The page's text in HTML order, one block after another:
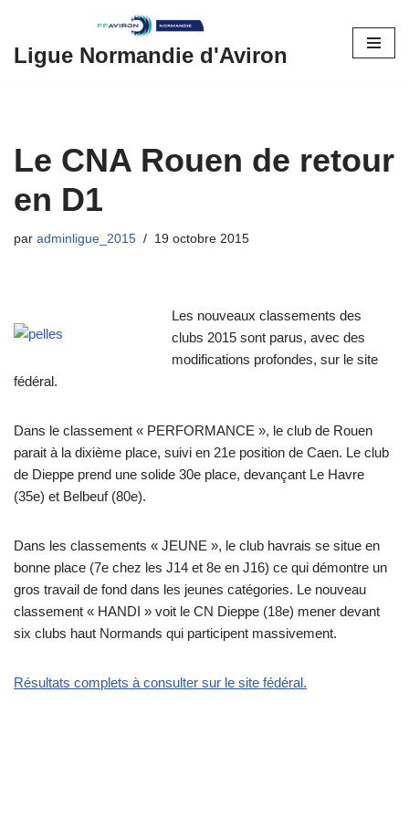
Aller
Ligue Normandie d'Aviron
Le CNA Rouen de retour
en D1
par adminligue_2015 19 octobre 2015
Les nouveaux classements des
clubs 2015 sont parus, avec des
modifications profondes, sur le site
fédéral.
Dans le classement « PERFORMANCE », le club de Rouen
parait à la dixième place, suivi en 21e position de Caen. Le club
de Dieppe prend une solide 30e place, devançant Le Havre
(35e) et Belbeuf (80e).
Dans les classements « JEUNE », le club havrais se situe en
bonne place (7e chez les J14 et 8e en J16) ce qui démontre un
gros travail de fond dans les jeunes catégories. Le nouveau
classement « HANDI » voit le CN Dieppe (18e) mener devant
six clubs haut Normands qui participent massivement.
Résultats complets à consulter sur le site fédéral.